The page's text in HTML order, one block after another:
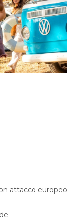
attacco europeo